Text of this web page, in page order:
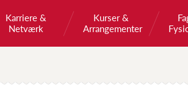
Karriere &
Netværk
Kurser &
Arrangementer